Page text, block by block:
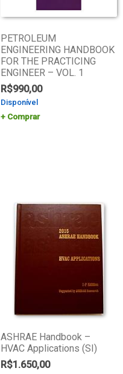
PETROLEUM
ENGINEERING HANDBOOK
FOR THE PRACTICING
ENGINEER – VOL. 1
R$990,00
Disponível
Comprar
ASHRAE Handbook –
HVAC Applications (SI)
R$1.650,00